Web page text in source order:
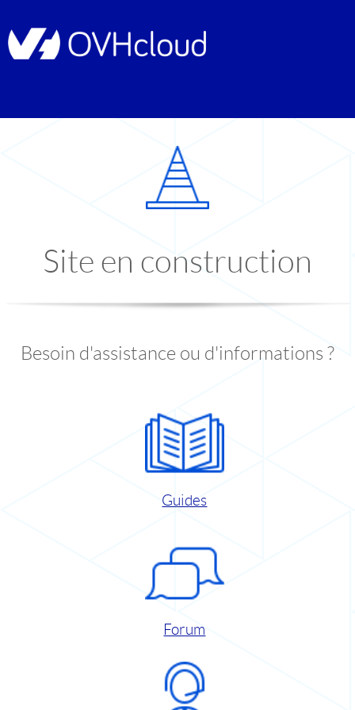
Site en construction
Besoin d'assistance ou d'informations ?
Guides
Forum